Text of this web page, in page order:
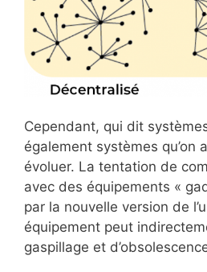
Cependant, qui dit
également systèmes qu’on
évoluer. La tentation de
avec des équipements «
par la nouvelle version de
équipement peut
gaspillage et